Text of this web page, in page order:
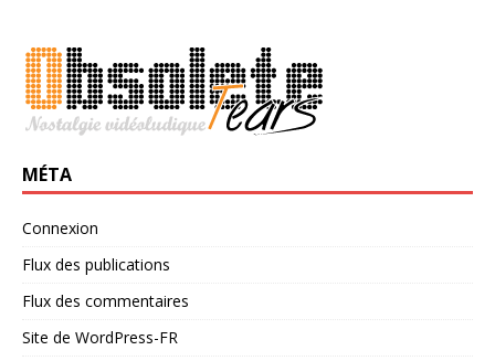
MÉTA
Connexion
Flux des publications
Flux des commentaires
Site de WordPress-FR